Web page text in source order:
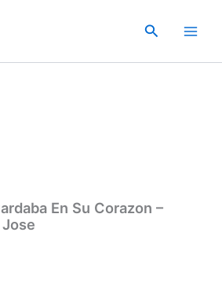
Buscar
En Su Corazon –